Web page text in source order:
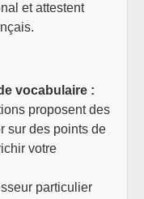
et attestent
vocabulaire :
proposent des
sur des points de
votre
particulier